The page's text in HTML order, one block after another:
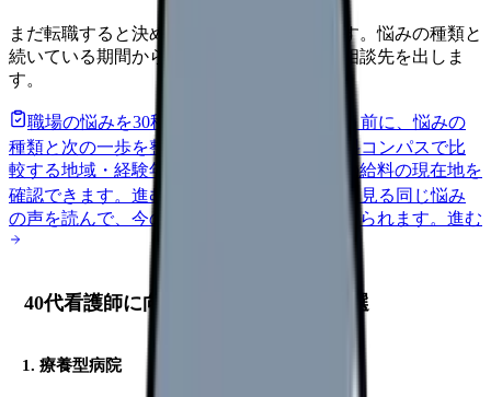
まだ転職すると決めていなくても大丈夫です。悩みの種類と
続いている期間から、次に見るべき記事と相談先を出しま
す。
職場の悩みを30秒で診断
辞めるべきか迷う前に、悩みの
種類と次の一歩を整理します。
給料コンパスで比
較する地域・経験年数・施設形態から、今の給料の現在地を
確認できます。 進む 匿名掲示板で本音を見る 同じ悩み
の声を読んで、今の職場だけの問題か確かめられます。 進む
40代看護師に向いている職場タイプ5選
1. 療養型病院